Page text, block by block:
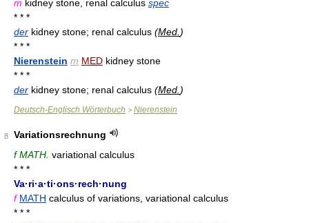
m kidney stone, renal calculus spec
* * *
der kidney stone; renal calculus (Med. )
* * *
Nierenstein m MED kidney stone
* * *
der kidney stone; renal calculus (Med. )
Deutsch-Englisch Wörterbuch > Nierenstein
8
Variationsrechnung
f MATH. variational calculus
* * *
Va·ri·a·ti·ons·rech·nung
f MATH calculus of variations, variational calculus
* * *